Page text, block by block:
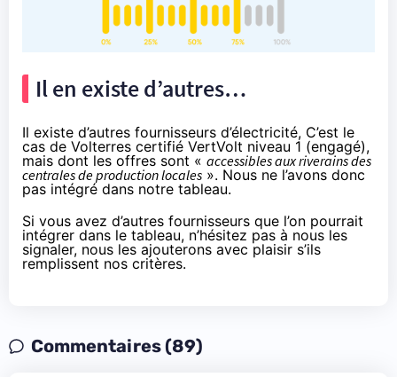
Il en existe d’autres…
Il existe d’autres fournisseurs d’électricité, C’est le
cas de Volterres certifié VertVolt niveau 1 (engagé),
mais dont les offres sont « accessibles aux riverains des
centrales de production locales ». Nous ne l’avons donc
pas intégré dans notre tableau.
Si vous avez d’autres fournisseurs que l’on pourrait
intégrer dans le tableau, n’hésitez pas à nous les
signaler, nous les ajouterons avec plaisir s’ils
remplissent nos critères.
Commentaires (89)